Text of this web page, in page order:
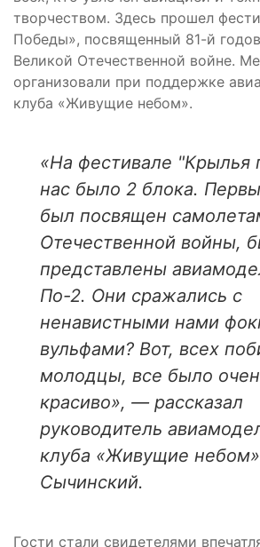
творчеством. Здесь прошел
Победы», посвященный 81-й
Великой Отечественной войне.
организовали при поддержке
клуба «Живущие небом».
«На фестивале "Крылья
нас было 2 блока.
был посвящен
Отечественной войны,
представлены
По-2. Они сражались с
ненавистными нами
вульфами? Вот, всех
молодцы, все было
красиво», — рассказал
руководитель
клуба «Живущие
Сычинский.
Гости стали свидетелями